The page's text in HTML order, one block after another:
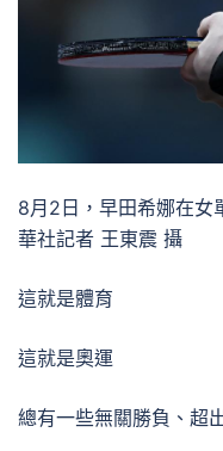
8月2日，早田希娜在女
華社記者 王東震 攝
這就是體育
這就是奧運
總有一些無關勝負、超